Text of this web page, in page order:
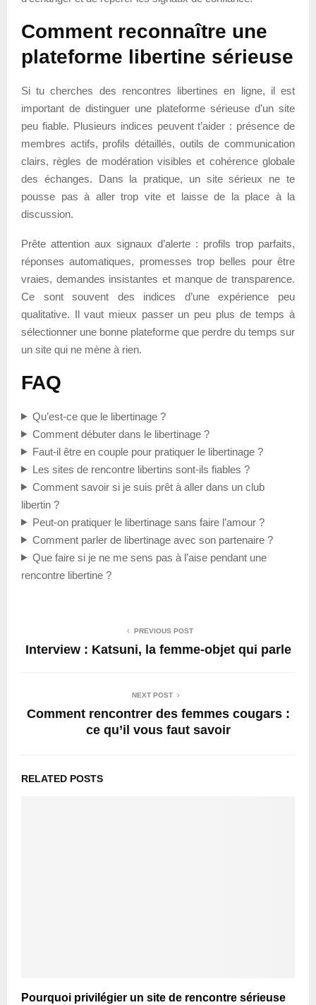
Comment reconnaître une
plateforme libertine sérieuse
Si tu cherches des rencontres libertines en ligne, il est
important de distinguer une plateforme sérieuse d’un site
peu fiable. Plusieurs indices peuvent t’aider : présence de
membres actifs, profils détaillés, outils de communication
clairs, règles de modération visibles et cohérence globale
des échanges. Dans la pratique, un site sérieux ne te
pousse pas à aller trop vite et laisse de la place à la
discussion.
Prête attention aux signaux d’alerte : profils trop parfaits,
réponses automatiques, promesses trop belles pour être
vraies, demandes insistantes et manque de transparence.
Ce sont souvent des indices d’une expérience peu
qualitative. Il vaut mieux passer un peu plus de temps à
sélectionner une bonne plateforme que perdre du temps sur
un site qui ne mène à rien.
FAQ
Qu’est-ce que le libertinage ?
Comment débuter dans le libertinage ?
Faut-il être en couple pour pratiquer le libertinage ?
Les sites de rencontre libertins sont-ils fiables ?
Comment savoir si je suis prêt à aller dans un club
libertin ?
Peut-on pratiquer le libertinage sans faire l’amour ?
Comment parler de libertinage avec son partenaire ?
Que faire si je ne me sens pas à l’aise pendant une
rencontre libertine ?
PREVIOUS POST
Interview : Katsuni, la femme-objet qui parle
NEXT POST
Comment rencontrer des femmes cougars :
ce qu’il vous faut savoir
RELATED POSTS
Pourquoi privilégier un site de rencontre sérieuse